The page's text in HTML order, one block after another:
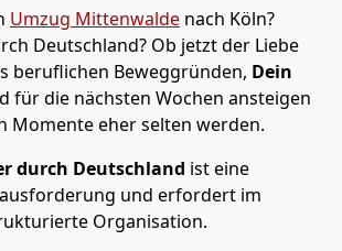
Umzug Mittenwalde nach Köln?
Deutschland? Ob jetzt der Liebe
beruflichen Beweggründen, Dein
für die nächsten Wochen ansteigen
Momente eher selten werden.
durch Deutschland ist eine
und erfordert im
Organisation.